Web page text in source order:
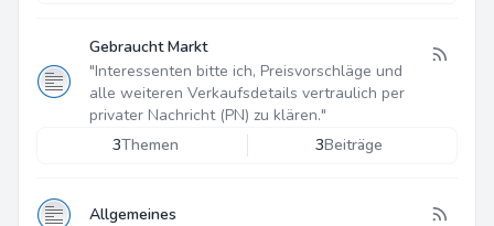
Gebraucht Markt
"Interessenten bitte ich, Preisvorschläge und
alle weiteren Verkaufsdetails vertraulich per
privater Nachricht (PN) zu klären."
3Themen 3Beiträge
Allgemeines